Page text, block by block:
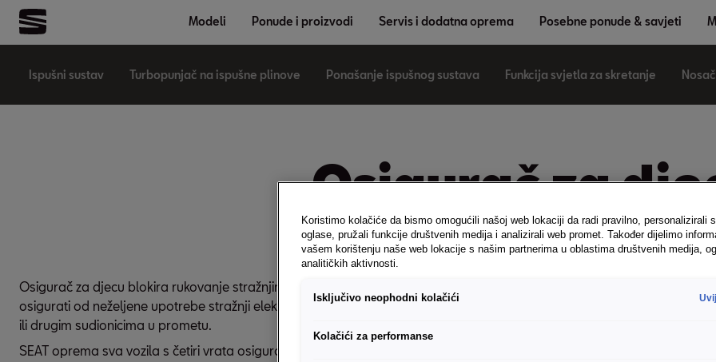
Modeli Ponude i proizvodi Servis i dodatna oprema Posebne ponude & savjeti
Ispušni sustav Turbopunjač na ispušne plinove Ponašanje ispušnog sustava Funkcija svjetla za skretanje
Osigurač za
Osigurač za djecu blokira rukovanje stražnjim vratima iznutra preko funkcijske tipke centralnog zaključavanja ili
osigurati od neželjene upotrebe stražnji električni podizači prozora i eventualno upaljači za cigarete u stražnjem dijelu
ili drugim sudionicima u prometu.
SEAT oprema sva vozila s četiri vrata osiguračem za djecu u stražnjim vratima u sklopu serijske opreme.
Koristimo kolačiće da bismo omogućili našoj web lokaciji da radi pravilno, personalizirali
oglase, pružali funkcije društvenih medija i analizirali web promet. Također dijelimo
vašem korištenju naše web lokacije s našim partnerima u oblastima društvenih medija,
analitičkih aktivnosti.
Isključivo neophodni kolačići
Kolačići za performanse